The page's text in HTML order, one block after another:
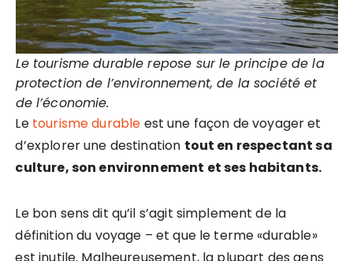
Le tourisme durable repose sur le principe de la
protection de l’environnement, de la société et
de l’économie.
Letourisme durable est une façon de voyager et
d’explorer une destination tout en respectant sa
culture, son environnement et ses habitants.
Le bon sens dit qu’il s’agit simplement de la
définition du voyage – et que le terme «durable»